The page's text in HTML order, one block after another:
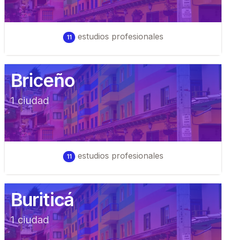
11 estudios profesionales
Briceño
1ciudad
11 estudios profesionales
Buriticá
1ciudad